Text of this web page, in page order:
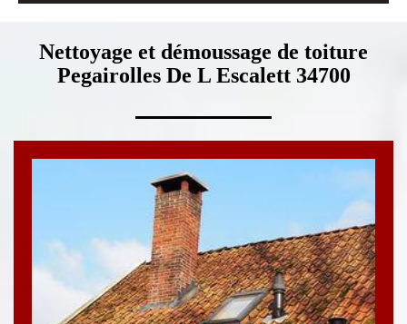
Nettoyage et démoussage de toiture
Pegairolles De L Escalett 34700